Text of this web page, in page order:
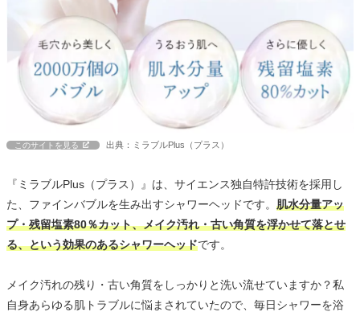
このサイトを見る 出典：ミラブルPlus（プラス）
『ミラブルPlus（プラス）』は、サイエンス独自特許技術を採用し
た、ファインバブルを生み出すシャワーヘッドです。 肌水分量アッ
プ・残留塩素80％カット、メイク汚れ・古い角質を浮かせて落とせ
る、という効果のあるシャワーヘッドです。
メイク汚れの残り・古い角質をしっかりと洗い流せていますか？私
自身あらゆる肌トラブルに悩まされていたので、毎日シャワーを浴